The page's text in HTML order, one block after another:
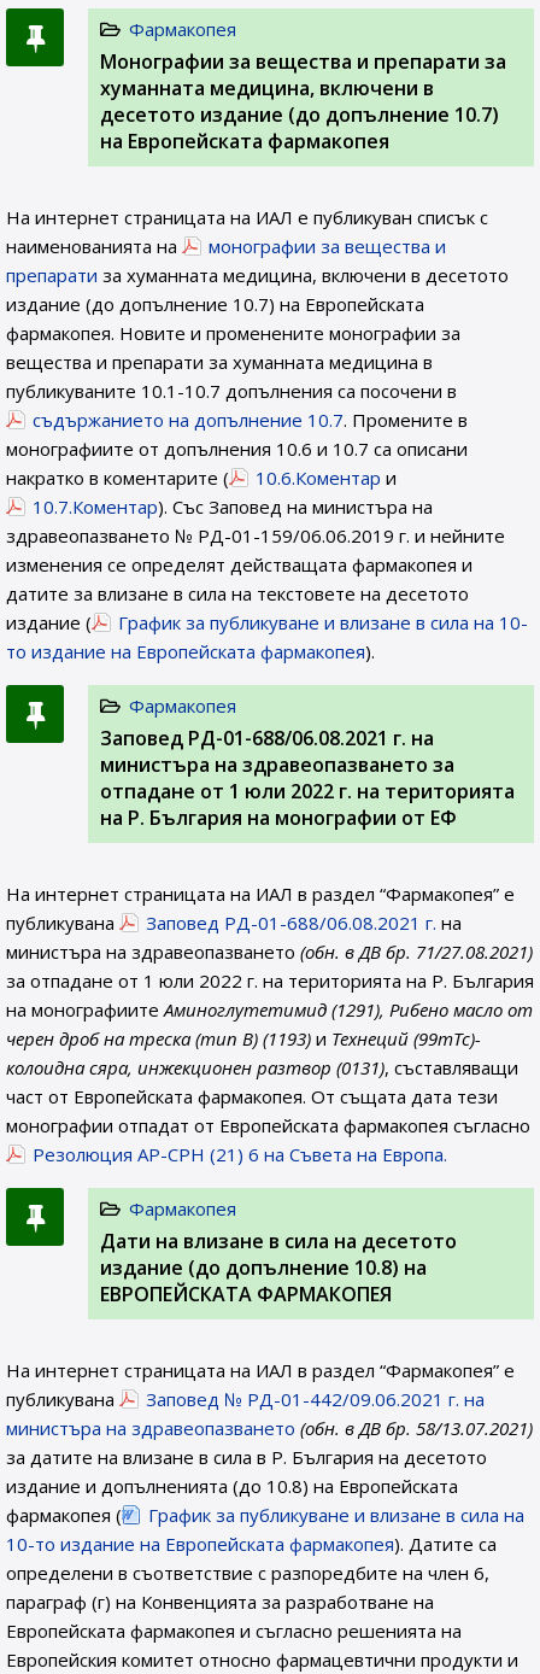
Фармакопея
Монографии за вещества и препарати за
хуманната медицина, включени в
десетото издание (до допълнение 10.7)
на Европейската фармакопея
На интернет страницата на ИАЛ e публикуван списък с
наименованията на
монографии за вещества и
препарати за хуманната медицина, включени в десетото
издание (до допълнение 10.7) на Европейската
фармакопея. Новите и променените монографии за
вещества и препарати за хуманната медицина в
публикуваните 10.1-10.7 допълнения са посочени в
съдържанието на допълнение 10.7. Промените в
монографиите от допълнения 10.6 и 10.7 са описани
накратко в коментарите (
10.6.Коментар и
10.7.Коментар). Със Заповед на министъра на
здравеопазването № РД-01-159/06.06.2019 г. и нейните
изменения се определят действащата фармакопея и
датите за влизане в сила на текстовете на десетото
издание (
График за публикуване и влизане в сила на 10-
то издание на Европейската фармакопея).
Фармакопея
Заповед РД-01-688/06.08.2021 г. на
министъра на здравеопазването за
отпадане от 1 юли 2022 г. на територията
на Р. България на монографии от ЕФ
На интернет страницата на ИАЛ в раздел “Фармакопея” е
публикувана
Заповед РД-01-688/06.08.2021 г. на
министъра на здравеопазването (обн. в ДВ бр. 71/27.08.2021)
за отпадане от 1 юли 2022 г. на територията на Р. България
на монографиитеАминоглутетимид (1291), Рибено масло от
черен дроб на треска (тип В) (1193) и Технеций (99mTc)-
колоидна сяра, инжекционен разтвор (0131), съставляващи
част от Европейската фармакопея. От същата дата тези
монографии отпадат от Европейската фармакопея съгласно
Резолюция AP-CPH (21) 6 на Съвета на Европа.
Фармакопея
Дати на влизане в сила на десетото
издание (до допълнение 10.8) на
ЕВРОПЕЙСКАТА ФАРМАКОПЕЯ
На интернет страницата на ИАЛ в раздел “Фармакопея” е
публикувана
Заповед № РД-01-442/09.06.2021 г. на
министъра на здравеопазването (обн. в ДВ бр. 58/13.07.2021)
за датите на влизане в сила в Р. България на десетото
издание и допълненията (до 10.8) на Европейската
фармакопея (
График за публикуване и влизане в сила на
10-то издание на Европейската фармакопея). Датите са
определени в съответствие с разпоредбите на член 6,
параграф (г) на Конвенцията за разработване на
Европейската фармакопея и съгласно решенията на
Европейския комитет относно фармацевтични продукти и